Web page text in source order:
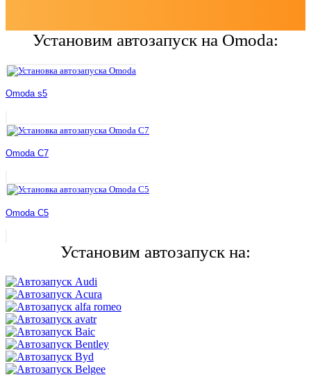
Установим автозапуск на Omoda:
Omoda s5
Omoda C7
Omoda C5
Установим автозапуск на: